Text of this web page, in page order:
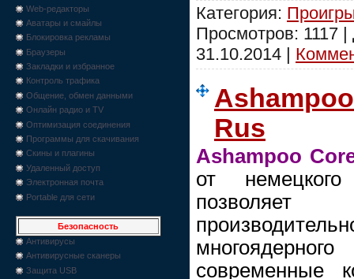
Web-редакторы
Аватары и смайлы
Блокировка рекламы
Браузеры
Закладки и избранное
Контроль трафика
Общение, обмен данными
Онлайн радио и TV
Оптимизация соединения
Программы для скачивания
Скины и плагины
Удаленный доступ
Электронная почта
Portable для сети
Безопасность
Антивирусы
Антивирусные сканеры
Защита USB
Категория:
Просмотров: 1117
31.10.2014 |
Rus
Ashampoo
от немецкого
современные